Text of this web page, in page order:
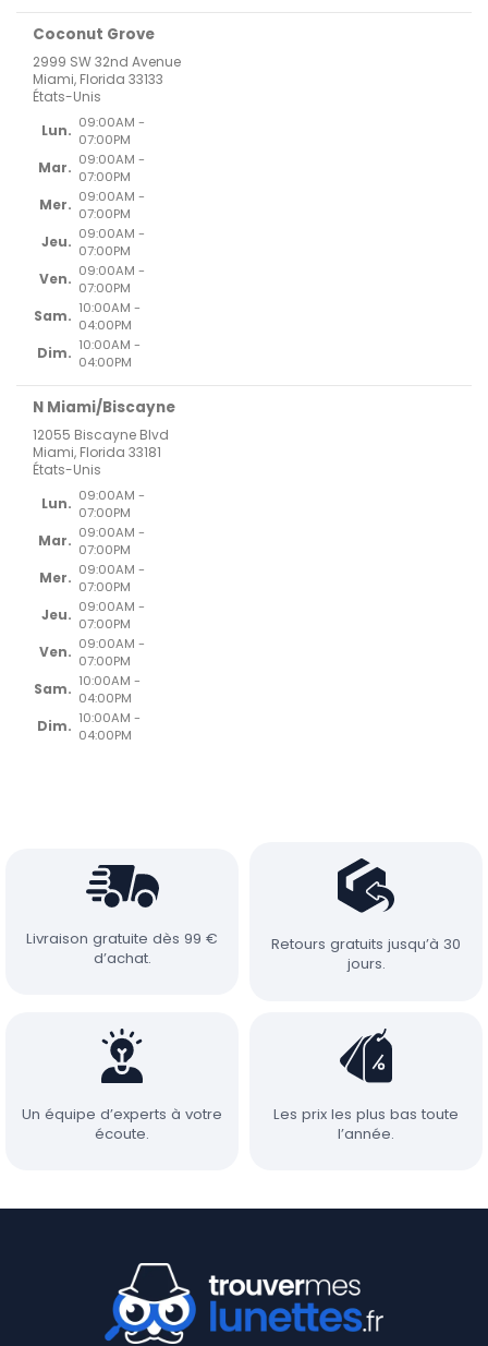
Coconut Grove
2999 SW 32nd Avenue
Miami, Florida 33133
États-Unis
Lun. 09:00AM -
07:00PM
Mar. 09:00AM -
07:00PM
Mer. 09:00AM -
07:00PM
Jeu. 09:00AM -
07:00PM
Ven. 09:00AM -
07:00PM
Sam. 10:00AM -
04:00PM
Dim. 10:00AM -
04:00PM
N Miami/Biscayne
12055 Biscayne Blvd
Miami, Florida 33181
États-Unis
Lun. 09:00AM -
07:00PM
Mar. 09:00AM -
07:00PM
Mer. 09:00AM -
07:00PM
Jeu. 09:00AM -
07:00PM
Ven. 09:00AM -
07:00PM
Sam. 10:00AM -
04:00PM
Dim. 10:00AM -
04:00PM
Livraison gratuite dès 99 €
d’achat.
Retours gratuits jusqu’à 30
jours.
Un équipe d’experts à votre
écoute.
Les prix les plus bas toute
l’année.